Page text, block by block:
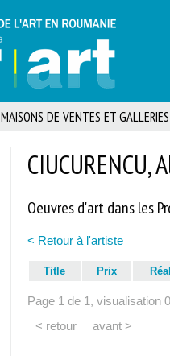
MAISONS DE VENTES ET GALLERIES
CIUCURENCU,
Oeuvres d'art dans les
< Retour à l'artiste
Title Prix
Page 1 de 1, visualisation
< retour
avant >